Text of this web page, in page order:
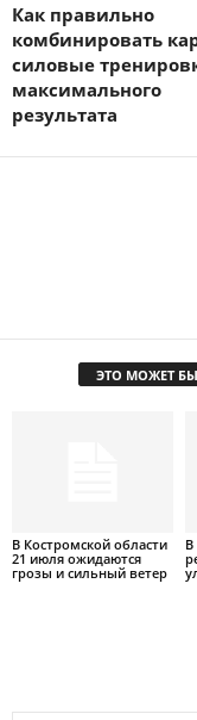
Как правильно
комбинировать
силовые
максимального
результата
ЭТО МОЖЕТ
В Костромской области
21 июля ожидаются
грозы и сильный ветер
В